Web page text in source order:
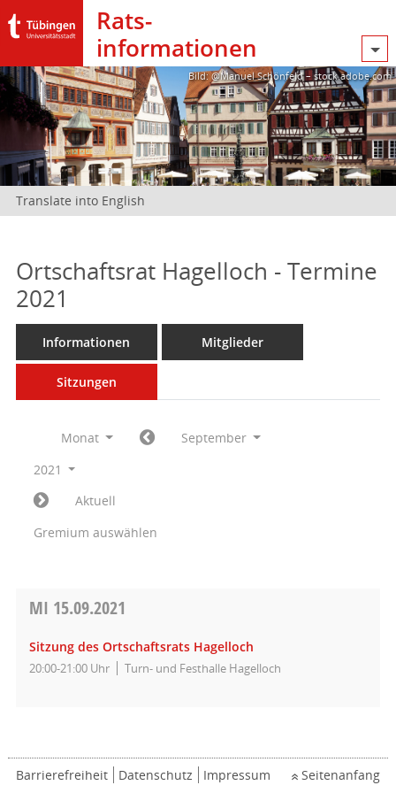
Rats­
informationen
Bild: @Manuel Schönfeld – stock.adobe.com
Translate into English
Ortschaftsrat Hagelloch - Termine
2021
Informationen Mitglieder
Sitzungen
Monat
September
2021
Aktuell
Gremium auswählen
MI 15.09.2021
Sitzung des Ortschaftsrats Hagelloch
20:00-21:00 Uhr Turn- und Festhalle Hagelloch
Barrierefreiheit Datenschutz Impressum Seitenanfang